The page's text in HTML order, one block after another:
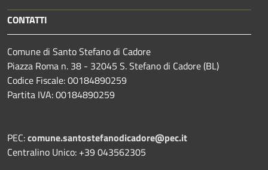
CONTATTI
Comune di Santo Stefano di Cadore
Piazza Roma n. 38 - 32045 S. Stefano di Cadore (BL)
Codice Fiscale: 00184890259
Partita IVA: 00184890259
PEC:comune.santostefanodicadore@pec.it
Centralino Unico: +39 043562305